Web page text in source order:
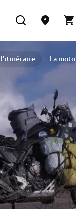
L'itinéraire La moto